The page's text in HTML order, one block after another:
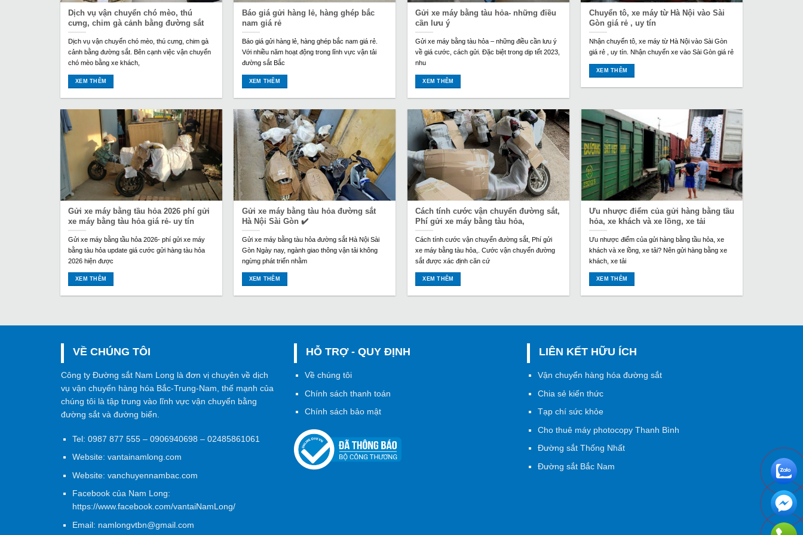
Dịch vụ vận chuyển chó mèo, thú
cưng, chim gà cảnh bằng đường sắt
Dịch vụ vận chuyển chó mèo, thú cưng, chim gà
cảnh bằng đường sắt. Bên cạnh việc vận chuyển
chó mèo bằng xe khách,
XEM THÊM
Báo giá gửi hàng lẻ, hàng ghép bắc
nam giá rẻ
Báo giá gửi hàng lẻ, hàng ghép bắc nam giá rẻ.
Với nhiều năm hoạt động trong lĩnh vực vận tải
đường sắt Bắc
XEM THÊM
Gửi xe máy bằng tàu hỏa- những điều
cần lưu ý
Gửi xe máy bằng tàu hỏa – những điều cần lưu ý
về giá cước, cách gửi. Đặc biệt trong dịp tết 2023,
nhu
XEM THÊM
Chuyển tô, xe máy từ Hà Nội vào Sài
Gòn giá rẻ , uy tín
Nhận chuyển tô, xe máy từ Hà Nội vào Sài Gòn
giá rẻ , uy tín. Nhận chuyển xe vào Sài Gòn giá rẻ
XEM THÊM
Gửi xe máy bằng tầu hỏa 2026 phí gửi
xe máy bằng tàu hỏa giá rẻ- uy tín
Gửi xe máy bằng tầu hỏa 2026- phí gửi xe máy
bằng tàu hỏa update giá cước gửi hàng tàu hỏa
2026 hiện được
XEM THÊM
Gửi xe máy bằng tàu hỏa đường sắt
Hà Nội Sài Gòn ✔️
Gửi xe máy bằng tàu hỏa đường sắt Hà Nội Sài
Gòn Ngày nay, ngành giao thông vận tải không
ngừng phát triển nhằm
XEM THÊM
Cách tính cước vận chuyển đường sắt,
Phí gửi xe máy bằng tàu hỏa,
Cách tính cước vận chuyển đường sắt, Phí gửi
xe máy bằng tàu hỏa,. Cước vận chuyển đường
sắt được xác định căn cứ
XEM THÊM
Ưu nhược điểm của gửi hàng bằng tầu
hỏa, xe khách và xe lồng, xe tải
Ưu nhược điểm của gửi hàng bằng tầu hỏa, xe
khách và xe lồng, xe tải? Nên gửi hàng bằng xe
khách, xe tải
XEM THÊM
VỀ CHÚNG TÔI
Công ty Đường sắt Nam Long là đơn vị chuyên về dịch
vụ vận chuyển hàng hóa Bắc-Trung-Nam, thế mạnh của
chúng tôi là tập trung vào lĩnh vực vận chuyển bằng
đường sắt và đường biển.
Tel: 0987 877 555– 0906940698– 02485861061
Website: vantainamlong.com
Website: vanchuyennambac.com
Facebook của Nam Long:
https://www.facebook.com/vantaiNamLong/
Email: namlongvtbn@gmail.com
HỖ TRỢ - QUY ĐỊNH
Về chúng tôi
Chính sách thanh toán
Chính sách bảo mật
LIÊN KẾT HỮU ÍCH
Vận chuyển hàng hóa đường sắt
Chia sẻ kiến thức
Tạp chí sức khỏe
Cho thuê máy photocopy Thanh Bình
Đường sắt Thống Nhất
Đường sắt Bắc Nam